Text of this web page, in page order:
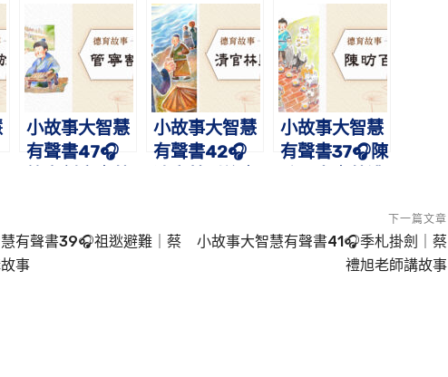
小故事大智慧
有聲書47🎧
小故事大智慧
有聲書42🎧
小故事大智慧
有聲書37🎧陳
有聲書39🎧祖逖避難｜蔡
事
下一篇文章
小故事大智慧有聲書41🎧季札掛劍｜蔡
禮旭老師講故事